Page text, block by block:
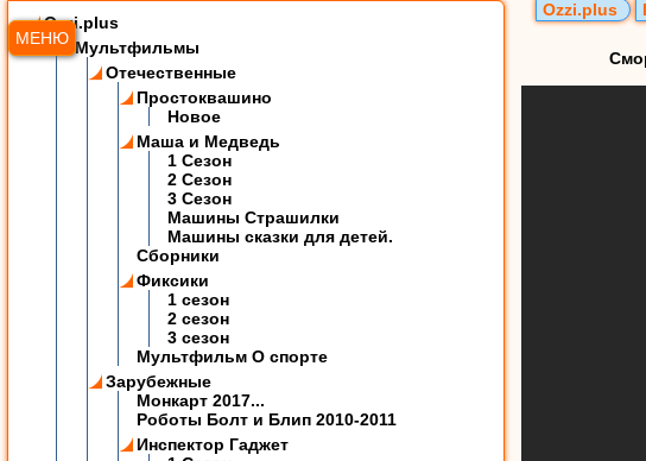
МЕНЮ
Ozzi.plus
Мультфильмы
Отечественные
Простоквашино
Новое
Маша и Медведь
1 Сезон
2 Сезон
3 Сезон
Машины Страшилки
Машины сказки для детей.
Сборники
Фиксики
1 сезон
2 сезон
3 сезон
Мультфильм О спорте
Зарубежные
Монкарт 2017...
Роботы Болт и Блип 2010-2011
Инспектор Гаджет
Ozzi.plus